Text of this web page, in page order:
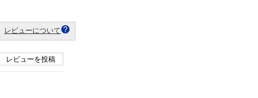
レビューについて
レビューを投稿